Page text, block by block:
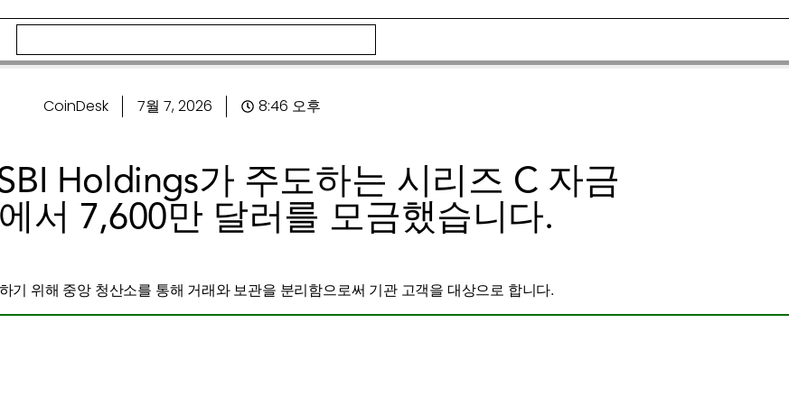
CoinDesk 7월 7, 2026 8:46 오후
Holdings가 주도하는 시리즈 C 자금
서 7,600만 달러를 모금했습니다.
기 위해 중앙 청산소를 통해 거래와 보관을 분리함으로써 기관 고객을 대상으로 합니다.